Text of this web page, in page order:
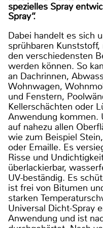
spezielles Spray
Spray“.
Dabei handelt es sich
sprühbaren
den verschiedensten
werden können. So
an Dachrinnen,
Wohnwagen,
und Fenstern,
Kellerschächten oder
Anwendung kommen.
auf nahezu allen
wie zum Beispiel
oder Emaille. Es
Risse und
überlackierbar,
UV-beständig. Es
ist frei von Bitumen
starken
Universal Dicht-Spray
Anwendung und ist